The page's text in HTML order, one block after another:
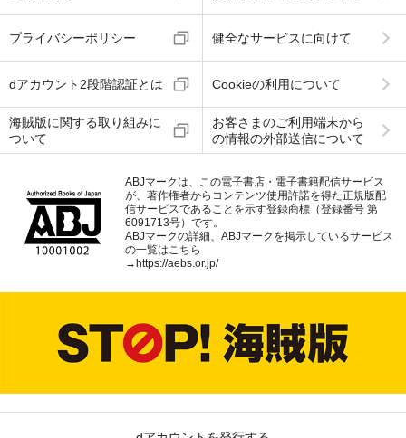
プライバシーポリシー 健全なサービスに向けて
dアカウント2段階認証とは Cookieの利用について
海賊版に関する取り組みに
ついて
お客さまのご利用端末から
の情報の外部送信について
ABJマークは、この電子書店・電子書籍配信サービス
が、著作権者からコンテンツ使用許諾を得た正規版配
信サービスであることを示す登録商標（登録番号 第
6091713号）です。
ABJマークの詳細、ABJマークを掲示しているサービス
の一覧はこちら
→ https://aebs.or.jp/